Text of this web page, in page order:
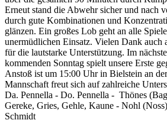
Erneut stand die Abwehr sicher und nach
durch gute Kombinationen und
glänzen. Ein großes Lob geht an alle
unermüdlichen Einsatz. Vielen Dank auch
für die lautstarke Unterstützung. Im
kommenden Sonntag spielt unsere Erste
Anstoß ist um 15:00 Uhr in Bielstein an
Mannschaft freut sich auf zahlreiche
Da. Pennella - Do. Pennella - Thönes
Gereke, Gries, Gehle, Kaune - Nohl
Schmidt